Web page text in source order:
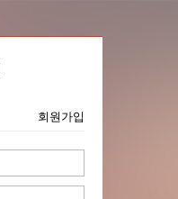
회원가입